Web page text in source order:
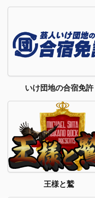
いけ団地の合宿免許
王様と鷲